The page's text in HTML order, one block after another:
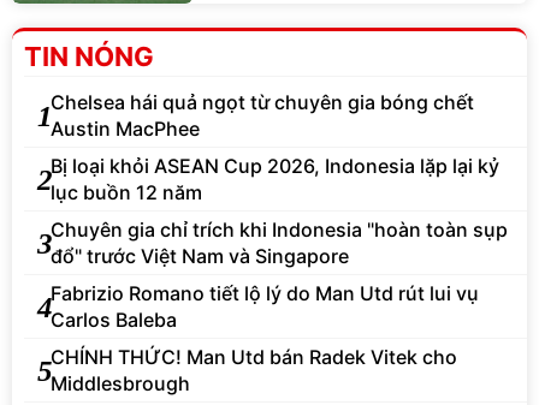
TIN NÓNG
1Chelsea hái quả ngọt từ chuyên gia bóng chết
Austin MacPhee
2Bị loại khỏi ASEAN Cup 2026, Indonesia lặp lại kỷ
lục buồn 12 năm
3Chuyên gia chỉ trích khi Indonesia "hoàn toàn sụp
đổ" trước Việt Nam và Singapore
4Fabrizio Romano tiết lộ lý do Man Utd rút lui vụ
Carlos Baleba
5CHÍNH THỨC! Man Utd bán Radek Vitek cho
Middlesbrough